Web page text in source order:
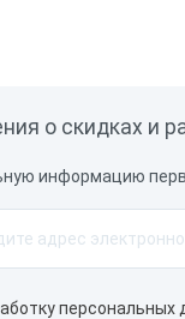
о скидках и
информацию
персональных